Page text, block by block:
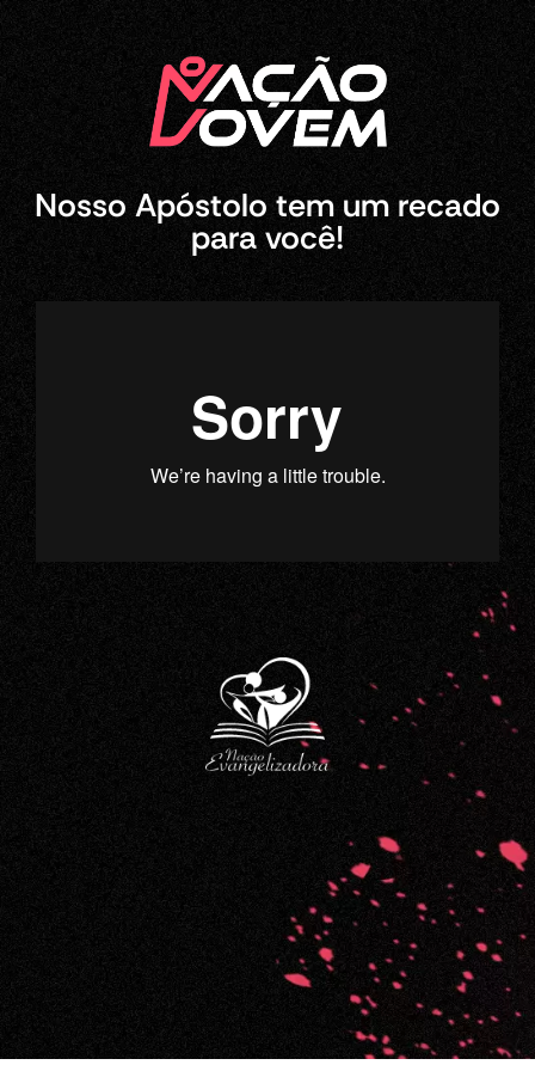
Nosso Apóstolo tem um recado
para você!